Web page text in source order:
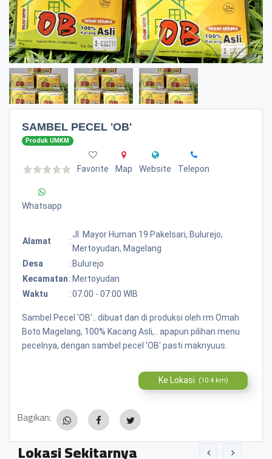
SAMBEL PECEL 'OB'
Produk UMKM
Favorite Map Website Telepon
Whatsapp
Alamat :
Jl. Mayor Human 19 Pakelsari, Bulurejo,
Mertoyudan, Magelang
Desa
: Bulurejo
Kecamatan : Mertoyudan
Waktu
:07:00 - 07:00 WIB
Sambel Pecel 'OB'.. dibuat dan di produksi oleh rm Omah
Boto Magelang, 100% Kacang Asli,.. apapun pilihan menu
pecelnya, dengan sambel pecel 'OB' pasti maknyuus.
Ke Lokasi (10.4 km)
Bagikan:
Lokasi Sekitarnya